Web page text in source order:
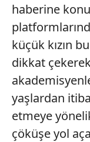
haberine
küçük kızın
dikkat
yaşlardan
etmeye
çöküşe yol